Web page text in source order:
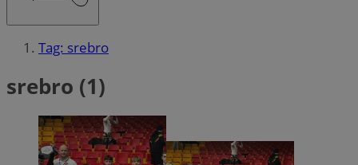
Tag: srebro
srebro (1)